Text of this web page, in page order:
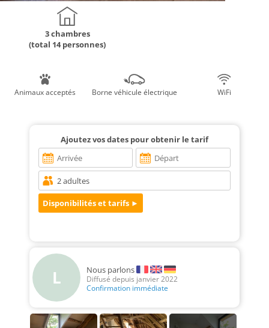
3 chambres
(total 14 personnes)
Animaux acceptés Borne véhicule électrique WiFi
Ajoutez vos dates pour obtenir le tarif
L Nous parlons
Diffusé depuis janvier 2022
Confirmation immédiate